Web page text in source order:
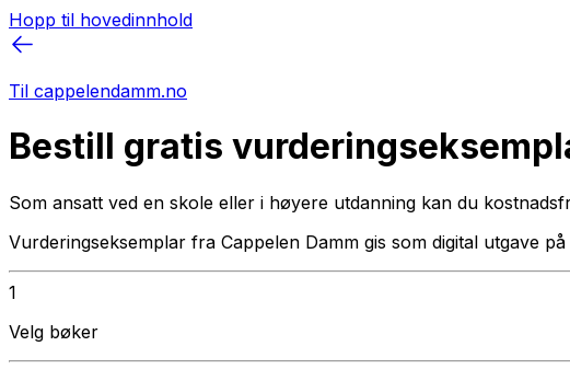
Hopp til hovedinnhold
Til cappelendamm.no
Bestill gratis
Som ansatt ved en skole eller i høyere utdanning kan du
Vurderingseksemplar fra Cappelen Damm gis som digital utgave på
1
Velg bøker